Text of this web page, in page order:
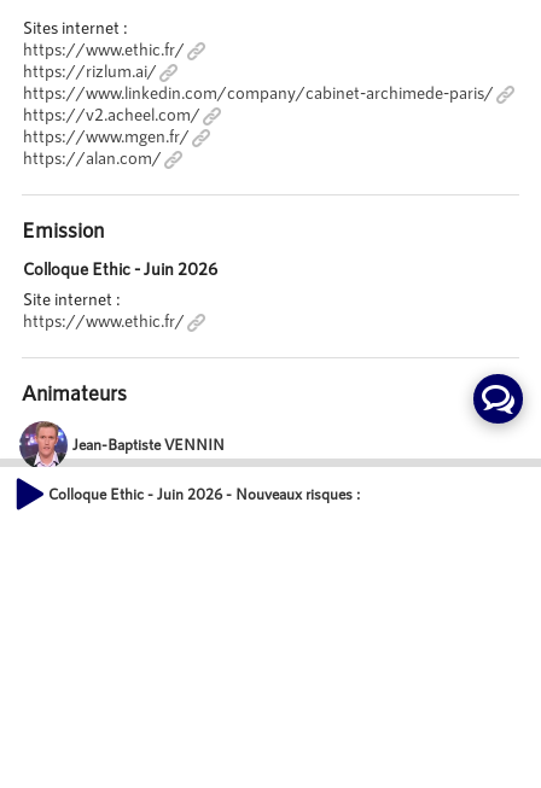
Sites internet :
https://www.ethic.fr/
https://rizlum.ai/
https://www.linkedin.com/company/cabinet-archimede-paris/
https://v2.acheel.com/
https://www.mgen.fr/
https://alan.com/
Emission
Colloque Ethic - Juin 2026
Site internet :
https://www.ethic.fr/
Animateurs
Jean-Baptiste VENNIN
Journaliste
Colloque Ethic - Juin 2026 - Nouveaux risques : quelles assurances pour